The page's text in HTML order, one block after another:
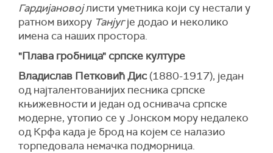
Гардијановојлисти уметника који су нестали у
ратном вихору Танјугје додао и неколико
имена са наших простора.
"Плава гробница" српске културе
Владислав Петковић Дис (1880-1917), један
од најталентованијих песника српске
књижевности и један од оснивача српске
модерне, утопио се у Јонском мору недалеко
од Крфа када је брод на којем се налазио
торпедовала немачка подморница.